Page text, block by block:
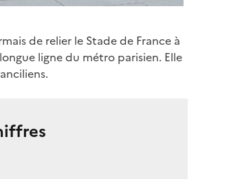
de relier le Stade de France à
ligne du métro parisien. Elle